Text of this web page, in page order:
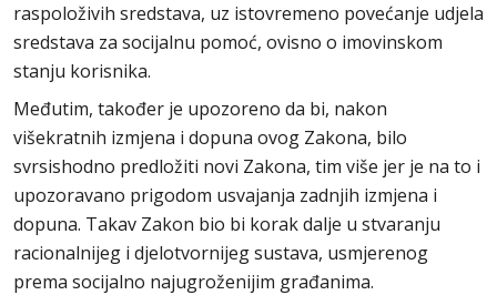
raspoloživih sredstava, uz istovremeno povećanje udjela
sredstava za socijalnu pomoć, ovisno o imovinskom
stanju korisnika.
Međutim, također je upozoreno da bi, nakon
višekratnih izmjena i dopuna ovog Zakona, bilo
svrsishodno predložiti novi Zakona, tim više jer je na to i
upozoravano prigodom usvajanja zadnjih izmjena i
dopuna. Takav Zakon bio bi korak dalje u stvaranju
racionalnijeg i djelotvornijeg sustava, usmjerenog
prema socijalno najugroženijim građanima.